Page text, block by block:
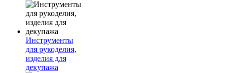
Инструменты
для рукоделия,
изделия для
декупажа